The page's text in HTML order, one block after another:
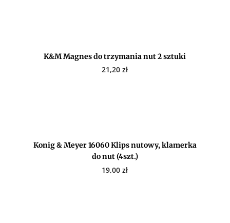
K&M Magnes do trzymania nut 2 sztuki
21,20zł
Konig & Meyer 16060 Klips nutowy, klamerka
do nut (4szt.)
19,00zł